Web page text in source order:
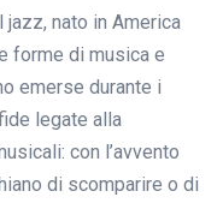
nato in America
forme di musica e
emerse durante i
legate alla
con l’avvento
di scomparire o di